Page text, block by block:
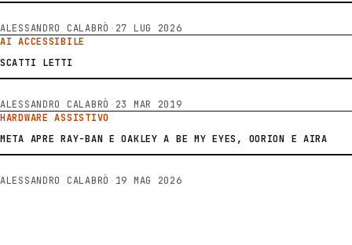
ALESSANDRO CALABRÒ · 27 LUG 2026
AI ACCESSIBILE
SCATTI LETTI
ALESSANDRO CALABRÒ · 23 MAR 2019
HARDWARE ASSISTIVO
META APRE RAY-BAN E OAKLEY A BE MY EYES, OORION E AIRA
ALESSANDRO CALABRÒ · 19 MAG 2026